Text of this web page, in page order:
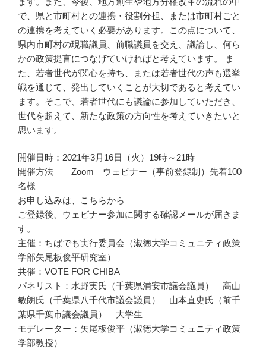
で、県と市町村との連携・役割分担、または市町村ごと
の連携を考えていく必要があります。この点について、
県内市町村の現職議員、前職議員を交え、議論し、何ら
かの政策提言につなげていければと考えています。 ま
た、若者世代が関心を持ち、または若者世代の声も選挙
戦を通じて、発出していくことが大切であると考えてい
ます。そこで、若者世代にも議論に参加していただき、
世代を超えて、新たな政策の方向性を考えていきたいと
思います。
開催日時：2021年3月16日（火）19時～21時
開催方法 Zoom ウェビナー（事前登録制）先着100
名様
お申し込みは、
こちらから
ご登録後、ウェビナー参加に関する確認メールが届きま
す。
主催：ちばでも実行委員会（淑徳大学コミュニティ政策
学部矢尾板俊平研究室）
共催：VOTE FOR CHIBA
パネリスト：水野実氏（千葉県浦安市議会議員） 高山
敏朗氏（千葉県八千代市議会議員） 山本直史氏（前千
葉県千葉市議会議員） 大学生
モデレーター：矢尾板俊平（淑徳大学コミュニティ政策
学部教授）